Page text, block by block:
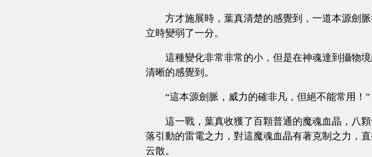
方才施展時，葉真清楚的感覺到，一道本源劍
立時變弱了一分。
這種變化非常非常的小，但是在神魂達到攝物
清晰的感覺到。
“這本源劍脈，威力的確非凡，但絕不能常用！”
這一戰，葉真收獲了百顆普通的魔魂血晶，八
落引動的雷電之力，對這魔魂血晶有著克制之力，
云散。